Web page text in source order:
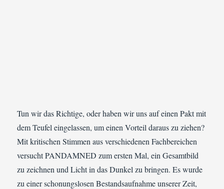
Tun wir das Richtige, oder haben wir uns auf einen Pakt mit
dem Teufel eingelassen, um einen Vorteil daraus zu ziehen?
Mit kritischen Stimmen aus verschiedenen Fachbereichen
versucht PANDAMNED zum ersten Mal, ein Gesamtbild
zu zeichnen und Licht in das Dunkel zu bringen. Es wurde
zu einer schonungslosen Bestandsaufnahme unserer Zeit,